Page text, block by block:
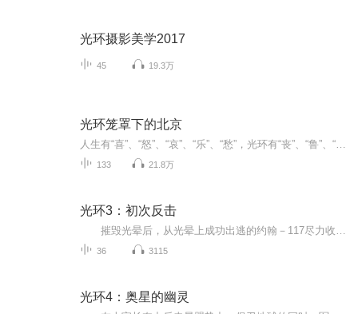
光环摄影美学2017
45 19.3万
光环笼罩下的北京
133 21.8万
光环3：初次反击
36 3115
光环4：奥星的幽灵